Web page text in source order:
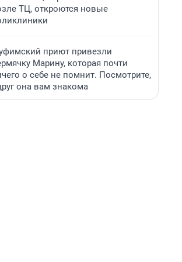
ТЦ, откроются новые
приют привезли
Марину, которая почти
о себе не помнит. Посмотрите,
она вам знакома